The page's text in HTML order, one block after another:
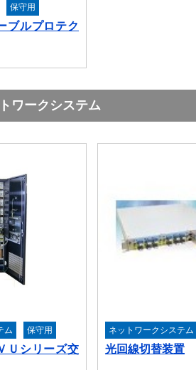
保守用
ブルプロテク
ワークシステム
ム 保守用
Ｕシリーズ交
ネットワークシステム
光回線切替装置